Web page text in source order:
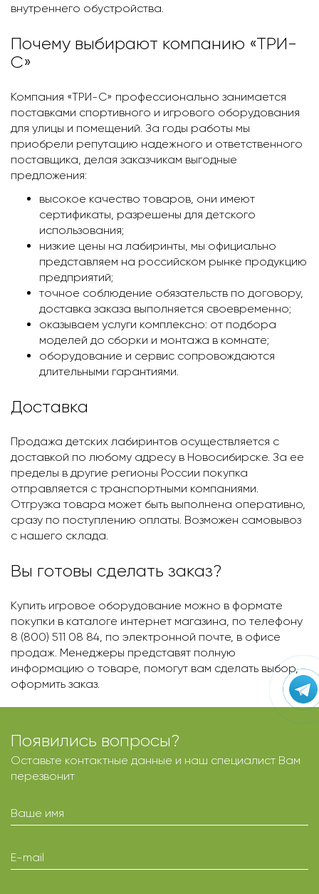
внутреннего обустройства.
Почему выбирают компанию «ТРИ-
С»
Компания «ТРИ-С» профессионально занимается
поставками спортивного и игрового оборудования
для улицы и помещений. За годы работы мы
приобрели репутацию надежного и ответственного
поставщика, делая заказчикам выгодные
предложения:
высокое качество товаров, они имеют
сертификаты, разрешены для детского
использования;
низкие цены на лабиринты, мы официально
представляем на российском рынке продукцию
предприятий;
точное соблюдение обязательств по договору,
доставка заказа выполняется своевременно;
оказываем услуги комплексно: от подбора
моделей до сборки и монтажа в комнате;
оборудование и сервис сопровождаются
длительными гарантиями.
Доставка
Продажа детских лабиринтов осуществляется с
доставкой по любому адресу в Новосибирскe. За ее
пределы в другие регионы России покупка
отправляется с транспортными компаниями.
Отгрузка товара может быть выполнена оперативно,
сразу по поступлению оплаты. Возможен самовывоз
с нашего склада.
Вы готовы сделать заказ?
Купить игровое оборудование можно в формате
покупки в каталоге интернет магазина, по телефону
8 (800) 511 08 84, по электронной почте, в офисе
продаж. Менеджеры представят полную
информацию о товаре, помогут вам сделать выбор,
оформить заказ.
Появились вопросы?
Оставьте контактные данные и наш специалист Вам
перезвонит
Ваше имя
E-mail